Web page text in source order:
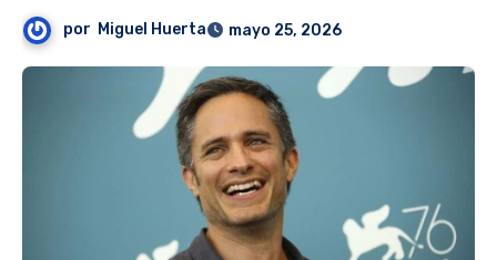
por Miguel Huerta mayo 25, 2026